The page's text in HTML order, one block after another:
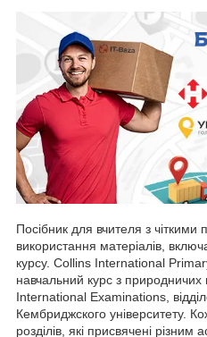
Посібник для вчителя з
використання матеріалів,
курсу. Collins International
навчальний курс з
International Examinations,
Кембриджского університету.
розділів, які присвячені